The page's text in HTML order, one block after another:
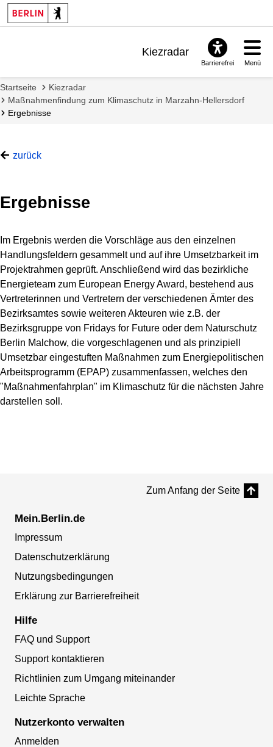
Kiezradar
Barrierefrei Menü
Startseite
Kiezradar
Maßnahmenfindung zum Klimaschutz in Marzahn-Hellersdorf
Ergebnisse
zurück
Ergebnisse
Im Ergebnis werden die Vorschläge aus den einzelnen
Handlungsfeldern gesammelt und auf ihre Umsetzbarkeit im
Projektrahmen geprüft. Anschließend wird das bezirkliche
Energieteam zum European Energy Award, bestehend aus
Vertreterinnen und Vertretern der verschiedenen Ämter des
Bezirksamtes sowie weiteren Akteuren wie z.B. der
Bezirksgruppe von Fridays for Future oder dem Naturschutz
Berlin Malchow, die vorgeschlagenen und als prinzipiell
Umsetzbar eingestuften Maßnahmen zum Energiepolitischen
Arbeitsprogramm (EPAP) zusammenfassen, welches den
"Maßnahmenfahrplan" im Klimaschutz für die nächsten Jahre
darstellen soll.
Zum Anfang der Seite
Mein.Berlin.de
Impressum
Datenschutzerklärung
Nutzungsbedingungen
Erklärung zur Barrierefreiheit
Hilfe
FAQ und Support
Support kontaktieren
Richtlinien zum Umgang miteinander
Leichte Sprache
Nutzerkonto verwalten
Anmelden